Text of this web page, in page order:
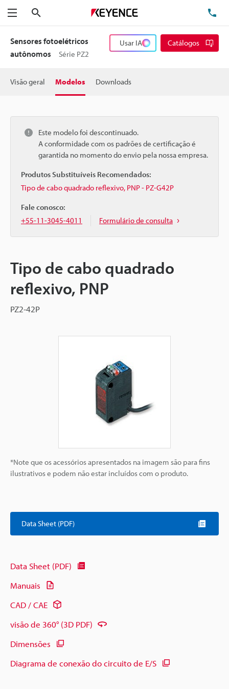
Menu
Sensores fotoelétricos
autônomos
Série PZ2
Usar IA Catálogos
Visão geral Modelos Downloads
Este modelo foi descontinuado.
A conformidade com os padrões de certificação é
garantida no momento do envio pela nossa empresa.
Produtos Substituíveis Recomendados:
Tipo de cabo quadrado reflexivo, PNP - PZ-G42P
Fale conosco:
+55-11-3045-4011
Formulário de consulta
Tipo de cabo quadrado
reflexivo, PNP
PZ2-42P
*Note que os acessórios apresentados na imagem são para fins
ilustrativos e podem não estar incluídos com o produto.
Data Sheet (PDF)
Data Sheet (PDF)
Manuais
CAD / CAE
visão de 360° (3D PDF)
Dimensões
Diagrama de conexão do circuito de E/S